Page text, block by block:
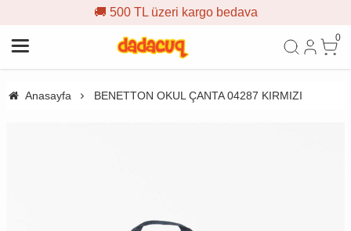
🚚 500 TL üzeri kargo bedava
0
Anasayfa BENETTON OKUL ÇANTA 04287 KIRMIZI